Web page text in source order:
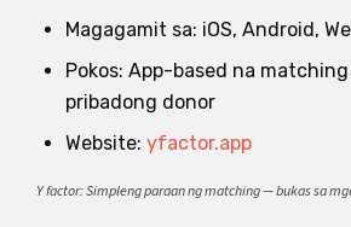
Magagamit sa: iOS, Android,
Pokos: App-based na
pribadong donor
Website: yfactor.app
Y factor: Simpleng paraan ng matching — bukas sa